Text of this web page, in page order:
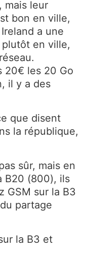
mais leur
bon en ville,
a une
en ville,
20€ les 20 Go
il y a des
que disent
la république,
sûr, mais en
B20 (800), ils
GSM sur la B3
partage
la B3 et